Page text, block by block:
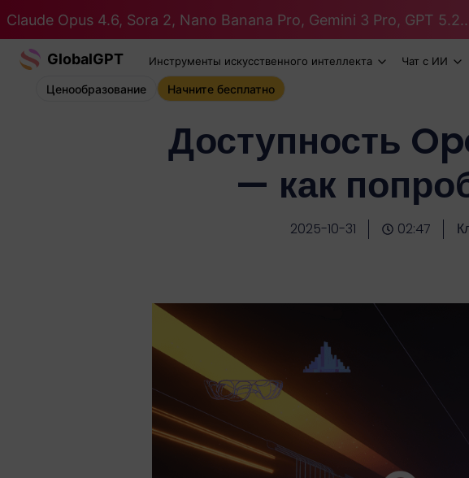
Claude Opus 4.6, Sora 2, Nano Banana Pro, Gemini 3 Pro, GPT
GlobalGPT Инструменты искусственного интеллекта Чат с ИИ
Ценообразование Начните бесплатно
Доступность
— как
2025-10-31 02:47